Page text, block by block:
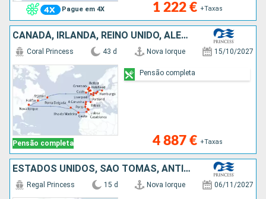
Pague em 4X 1 222 € +Taxas
CANADÁ, IRLANDA, REINO UNIDO, ALEMANHA, HOLANDA, BÉLGICA, FRANÇA, ESPANHA, MARROCOS, PORTUGAL, ESTADOS UNIDOS
Pensão completa
Coral Princess 43 d Nova Iorque 15/10/2027
4 887 € +Taxas
Pensão completa
ESTADOS UNIDOS, SÃO TOMÁS, ANTÍGUA E BARBUDA, SANTA LÚCIA, BARBADOS, ARUBA, ILHAS TURCAS E CAICOS
Regal Princess 15 d Nova Iorque 06/11/2027